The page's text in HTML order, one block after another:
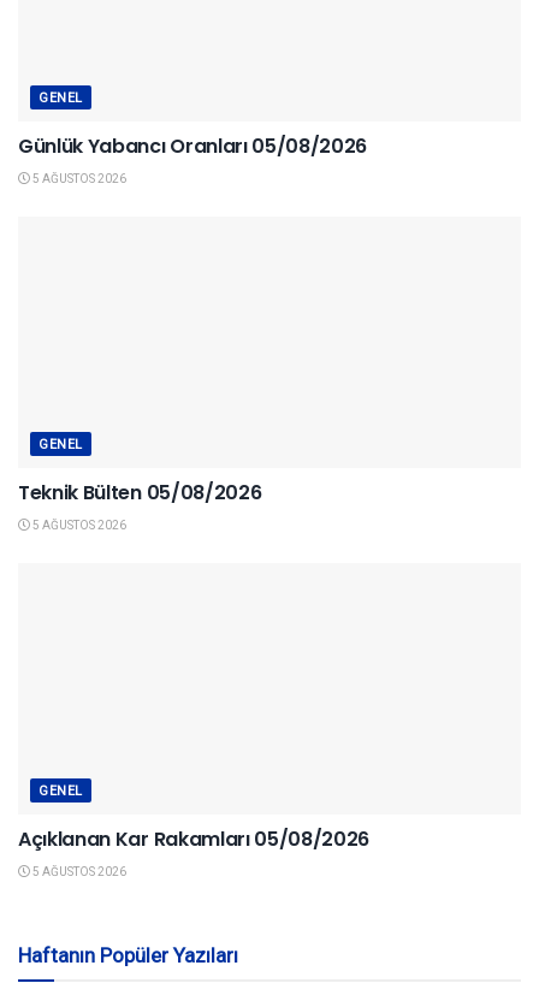
GENEL
Günlük Yabancı Oranları 05/08/2026
5 AĞUSTOS 2026
GENEL
Teknik Bülten 05/08/2026
5 AĞUSTOS 2026
GENEL
Açıklanan Kar Rakamları 05/08/2026
5 AĞUSTOS 2026
Haftanın Popüler Yazıları